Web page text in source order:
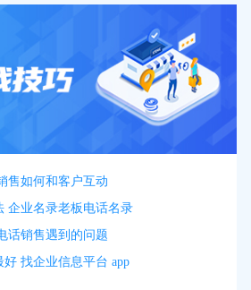
售如何和客户互动
企业名录老板电话名录
话销售遇到的问题
找企业信息平台 app